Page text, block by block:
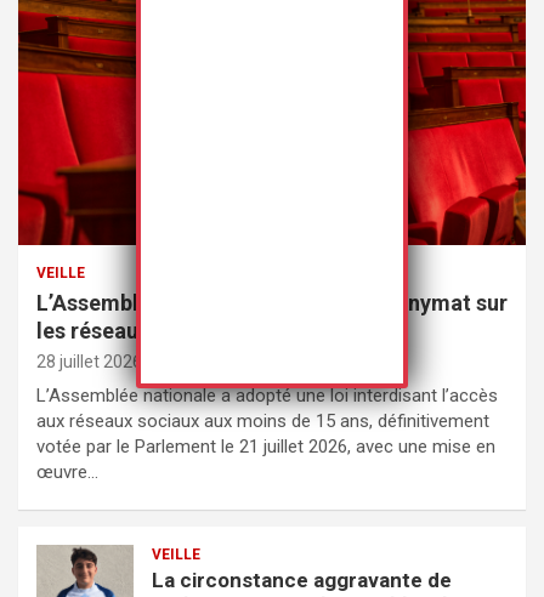
VEILLE
L’Assemblée nationale met fin à l’anonymat sur
les réseaux sociaux
28 juillet 2026
L’Assemblée nationale a adopté une loi interdisant l’accès
aux réseaux sociaux aux moins de 15 ans, définitivement
votée par le Parlement le 21 juillet 2026, avec une mise en
œuvre…
VEILLE
La circonstance aggravante de